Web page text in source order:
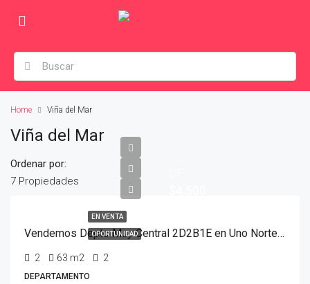
Home Viña del Mar
Viña del Mar
7 Propiedades
Ordenar por:
EN VENTA
OPORTUNIDAD Vendemos Depto Muy Central 2D2B1E en Uno Norte, Viña Del Mar
2 63 m2 2
DEPARTAMENTO